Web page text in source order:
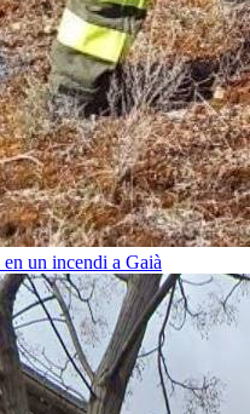
un incendi a Gaià